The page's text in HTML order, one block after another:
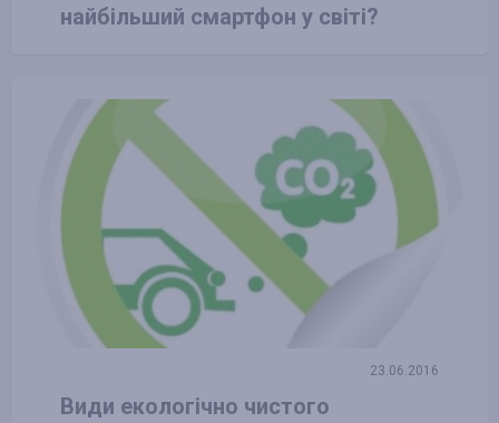
найбільший смартфон у світі?
23.06.2016
Види екологічно чистого